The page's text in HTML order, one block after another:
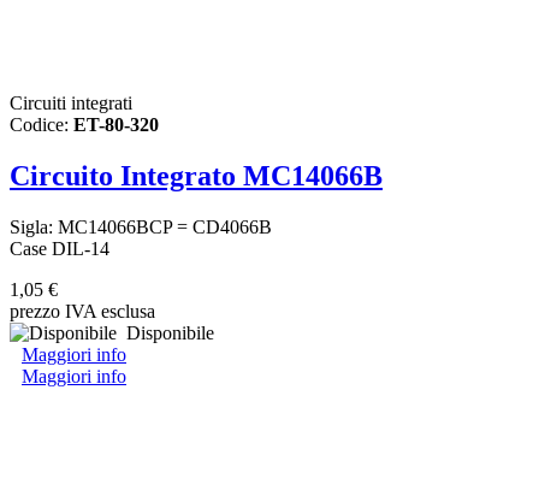
Circuiti integrati
Codice: ET-80-320
Circuito Integrato MC14066B
Sigla: MC14066BCP = CD4066B
Case DIL-14
1,05 €
prezzo IVA esclusa
Disponibile
Maggiori info
Maggiori info